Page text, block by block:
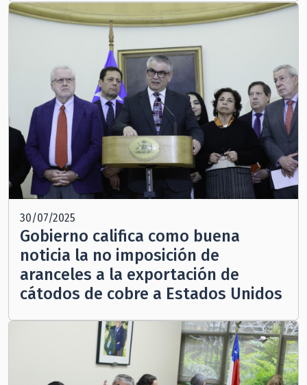
30/07/2025
Gobierno califica como buena
noticia la no imposición de
aranceles a la exportación de
cátodos de cobre a Estados Unidos